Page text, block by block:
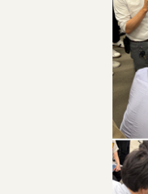
兵庫県神戸市灘区灘南通3丁目4-20
受付時間
サイトマップ